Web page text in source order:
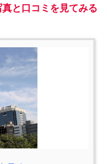
と口コミを見てみる